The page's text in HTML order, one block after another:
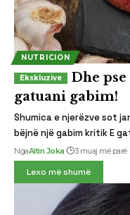
NUTRICION
Dhe
gatuani gabim!
Shumica e njerëzve sot
bëjnë një gabim kritik E
NgaAltin Joka 3 muaj më parë
Lexo më shumë